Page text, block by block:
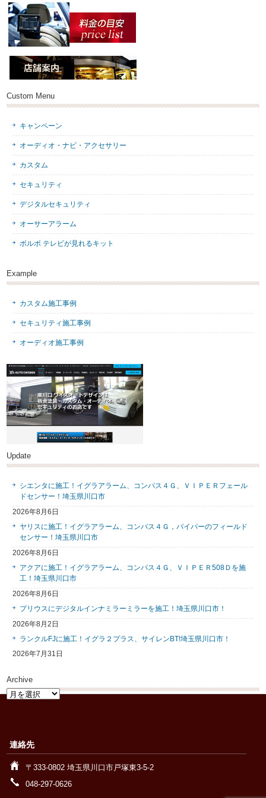
Custom Menu
キャンペーン
オーディオ・ナビ・アクセサリー
カスタム
セキュリティ
デジタルセキュリティ
オーサーアラーム
ボルボ テレビが見れるキット
Example
カスタム施工事例
セキュリティ施工事例
オーディオ施工事例
Update
シエンタに施工！イグラアラーム、コンパス４Ｇ、ＶＩＰＥＲフェール
ドセンサー！埼玉県川口市
2026年8月6日
ヤリスに施工！イグラアラーム、コンパス４Ｇ，バイパーのフィールド
センサー！埼玉県川口市
2026年8月6日
アクアに施工！イグラアラーム、コンパス４Ｇ、ＶＩＰＥＲ508Ｄを施
工！埼玉県川口市
2026年8月6日
プリウスにデジタルインナミラーミラーを施工！埼玉県川口市！
2026年8月2日
ランクルFJに施工！イグラ２プラス、サイレンBT!埼玉県川口市！
2026年7月31日
Archive
Archive
連絡先
〒333-0802 埼玉県川口市戸塚東3-5-2
048-297-0626